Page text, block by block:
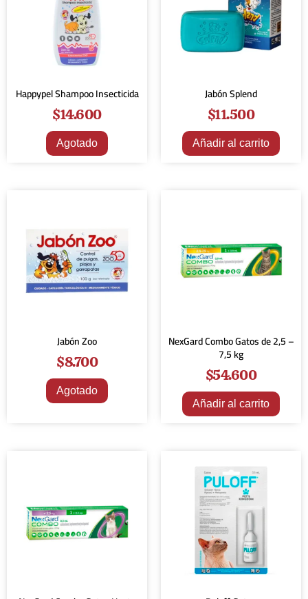
Happypel Shampoo Insecticida
$14.600
Agotado
Jabón Splend
$11.500
Añadir al carrito
Jabón Zoo
$8.700
Agotado
NexGard Combo Gatos de 2,5 –
7,5 kg
$54.600
Añadir al carrito